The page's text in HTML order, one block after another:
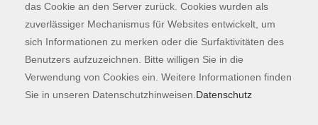
Kontaktformular
Impressum
AGB
Datenschutzerklärung
das Cookie an den Server zurück. Cookies wurden als
zuverlässiger Mechanismus für Websites entwickelt, um
sich Informationen zu merken oder die Surfaktivitäten des
Benutzers aufzuzeichnen. Bitte willigen Sie in die
Verwendung von Cookies ein. Weitere Informationen finden
Sie in unseren Datenschutzhinweisen. Datenschutz